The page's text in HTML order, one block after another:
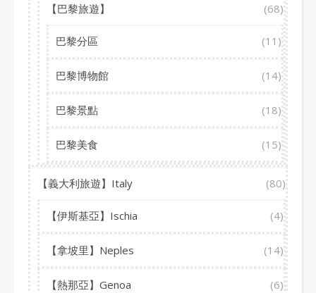
【巴黎旅遊】 (68)
巴黎分區 (11)
巴黎博物館 (14)
巴黎景點 (18)
巴黎美食 (15)
【義大利旅遊】Italy (80)
【伊斯基亞】Ischia (4)
【拿坡里】Neples (14)
【熱那亞】Genoa (6)